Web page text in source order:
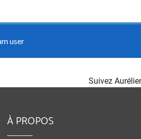
user
Suivez
À PROPOS